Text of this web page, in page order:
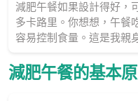
減肥午餐如果設計得好，
多卡路里。你想想，午餐
容易控制食量。這是我親
減肥午餐的基本原